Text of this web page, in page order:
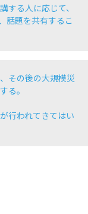
する人に応じて、
話題を共有するこ
その後の大規模災
る。
行われてきてはい